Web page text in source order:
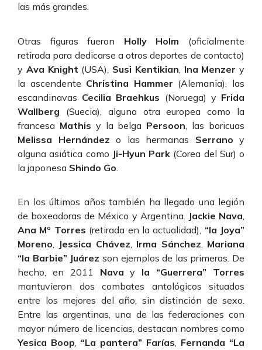
las más grandes.
Otras figuras fueron Holly Holm (oficialmente
retirada para dedicarse a otros deportes de contacto)
y Ava Knight (USA), Susi Kentikian Ina Menzer y
la ascendente Christina Hammer (Alemania), las
escandinavas Cecilia Braehkus (Noruega) y Frida
Wallberg (Suecia), alguna otra europea como la
francesa Mathis y la belga Persoon , las boricuas
Melissa Hernández o las hermanas Serrano y
alguna asiática como Ji-Hyun Park (Corea del Sur) o
la japonesa Shindo Go
En los últimos años también ha llegado una legión
de boxeadoras de México y Argentina. Jackie Nava,
Ana Mº Torres (retirada en la actualidad), “la Joya”
Moreno, Jessica Chávez, Irma Sánchez, Mariana
“la Barbie” Juárez son ejemplos de las primeras. De
hecho, en 2011 Nava y la “Guerrera” Torres
mantuvieron dos combates antológicos situados
entre los mejores del año, sin distinción de sexo.
Entre las argentinas, una de las federaciones con
mayor número de licencias, destacan nombres como
Yesica Boop, “La pantera” Farías, Fernanda “La